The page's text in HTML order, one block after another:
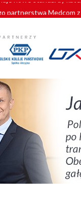
partnerstwa Medcom z
znów szuka
kolejowych w
nowe standardy